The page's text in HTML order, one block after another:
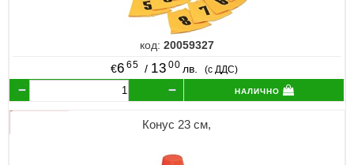
код: 20059327
€6 65 / 13 00 лв. (с ДДС)
налично
Конус 23 см,